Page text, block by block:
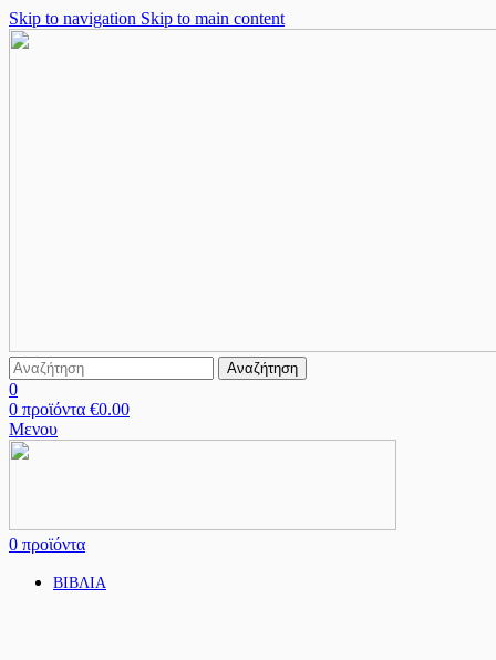
Skip to navigation Skip to main content
Αναζήτηση
0
0 προϊόντα €0.00
Μενου
0 προϊόντα
ΒΙΒΛΙΑ